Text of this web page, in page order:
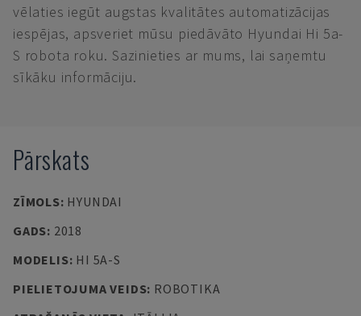
vēlaties iegūt augstas kvalitātes automatizācijas
iespējas, apsveriet mūsu piedāvāto Hyundai Hi 5a-
S robota roku. Sazinieties ar mums, lai saņemtu
sīkāku informāciju.
Pārskats
ZĪMOLS: HYUNDAI
GADS: 2018
MODELIS: HI 5A-S
PIELIETOJUMA VEIDS: ROBOTIKA